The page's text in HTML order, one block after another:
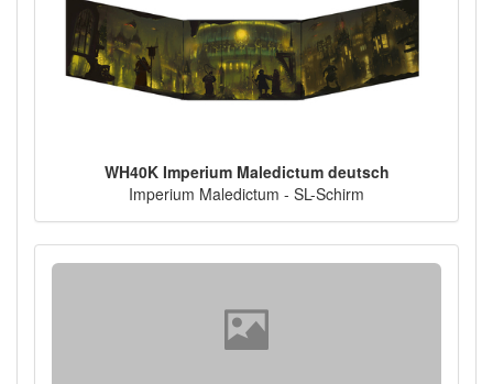
WH40K Imperium Maledictum deutsch
Imperium Maledictum - SL-Schirm